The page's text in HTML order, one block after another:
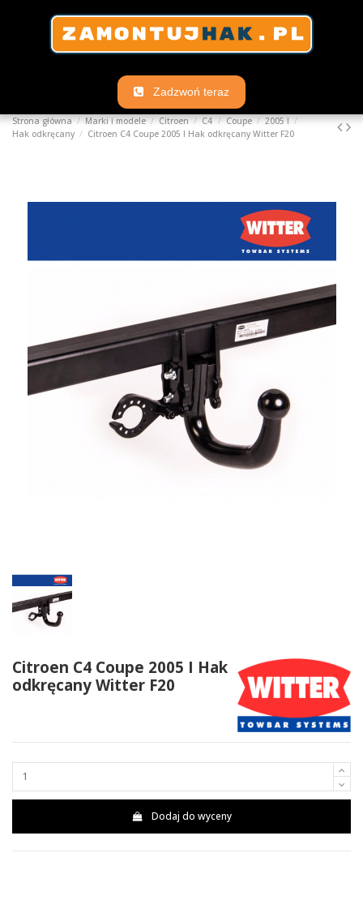
Zadzwoń teraz
Strona główna Marki i modele Citroen C4 Coupe
2005 I
Hak odkręcany
Citroen C4 Coupe 2005 I Hak odkręcany Witter F20
Citroen C4 Coupe 2005 I Hak
odkręcany Witter F20
Dodaj do wyceny